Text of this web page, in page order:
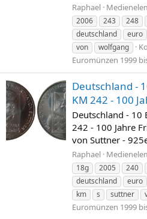
Raphael
2006
243 248
deutschland
euro
von
wolfgang
Euromünzen 1999
Deutschland -
KM 242 - 100
Deutschland - 10
242 - 100 Jahre
von Suttner -
Raphael
18g
2005 240
deutschland
euro
km
s suttner
Euromünzen 1999